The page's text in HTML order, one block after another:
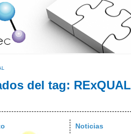
del tag: RExQUAL
Noticias